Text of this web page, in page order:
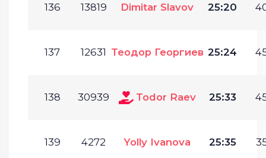
136 13819 Dimitar Slavov 25:20
137 12631 Теодор Георгиев 25:24
138 30939 Todor Raev 25:33
139 4272 Yolly Ivanova 25:35